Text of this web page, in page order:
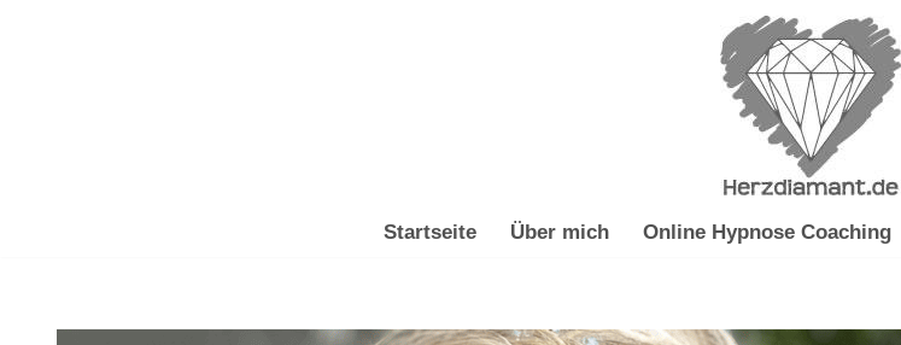
Startseite Über mich Online Hypnose Coaching